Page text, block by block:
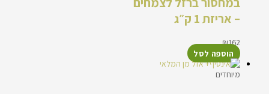
– אריזת 1 ק״ג
₪162
הוספה לסל
אזל מן המלאי
מיוחדים